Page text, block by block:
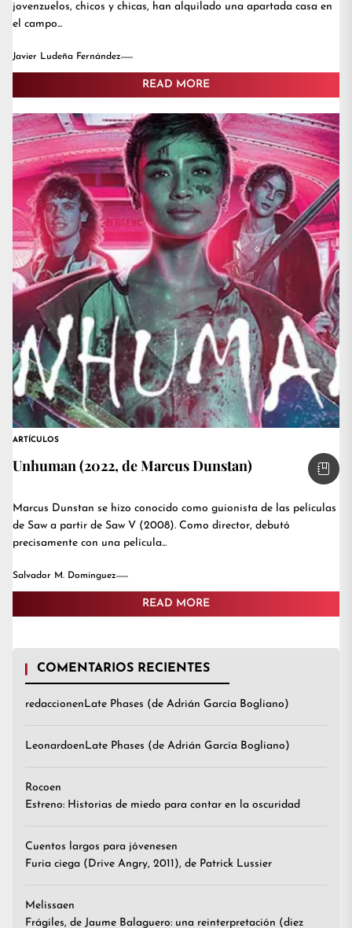
jovenzuelos, chicos y chicas, han alquilado una apartada casa en
el campo...
Javier Ludeña Fernández
READ MORE
ARTÍCULOS
Unhuman (2022, de Marcus Dunstan)
Marcus Dunstan se hizo conocido como guionista de las películas
de Saw a partir de Saw V (2008). Como director, debutó
precisamente con una película...
Salvador M. Dominguez
READ MORE
COMENTARIOS RECIENTES
redaccionenLate Phases (de Adrián García Bogliano)
LeonardoenLate Phases (de Adrián García Bogliano)
Rocoen
Estreno: Historias de miedo para contar en la oscuridad
Cuentos largos para jóvenesen
Furia ciega (Drive Angry, 2011), de Patrick Lussier
Melissaen
Frágiles, de Jaume Balaguero: una reinterpretación (diez